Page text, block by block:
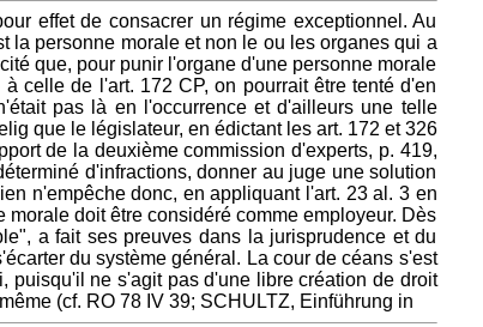
effet de consacrer un régime exceptionnel. Au
la personne morale et non le ou les organes qui a
que, pour punir l'organe d'une personne morale
celle de l'art. 172 CP, on pourrait être tenté d'en
pas là en l'occurrence et d'ailleurs une telle
que le législateur, en édictant les art. 172 et 326
de la deuxième commission d'experts, p. 419,
d'infractions, donner au juge une solution
n'empêche donc, en appliquant l'art. 23 al. 3 en
doit être considéré comme employeur. Dès
a fait ses preuves dans la jurisprudence et du
du système général. La cour de céans s'est
puisqu'il ne s'agit pas d'une libre création de droit
(cf. RO 78 IV 39; SCHULTZ, Einführung in